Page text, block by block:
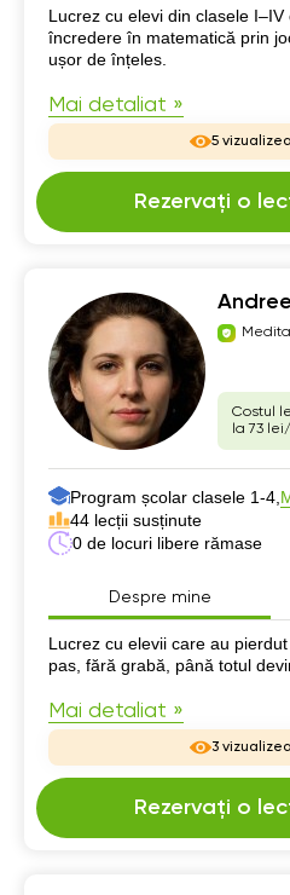
Despre mine
Lucrez cu elevi din clasele
încredere în matematică prin
ușor de înțeles.
Mai detaliat »
5
Rezervați o
Costul
la 73
Program școlar clasele 1-4,
44 lecții susținute
0 de locuri libere rămase
Despre mine
Despre mine
Lucrez cu elevii care au
pas, fără grabă, până totul
Mai detaliat »
3
Rezervați o